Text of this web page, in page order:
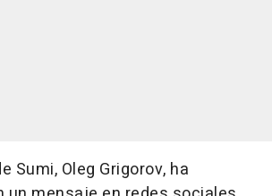
Sumi, Oleg Grigorov, ha